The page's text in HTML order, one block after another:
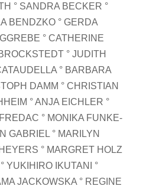
° SANDRA BECKER °
BENDZKO ° GERDA
° CATHERINE
° JUDITH
° BARBARA
DAMM ° CHRISTIAN
° ANJA EICHLER °
° MONIKA FUNKE-
GABRIEL ° MARILYN
° MARGRET HOLZ
YUKIHIRO IKUTANI °
JACKOWSKA ° REGINE